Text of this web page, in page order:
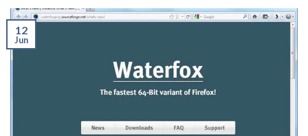
12
Jun